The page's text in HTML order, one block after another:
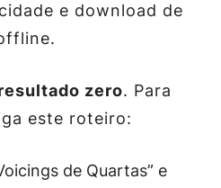
e download de
zero. Para
este roteiro:
de Quartas” e